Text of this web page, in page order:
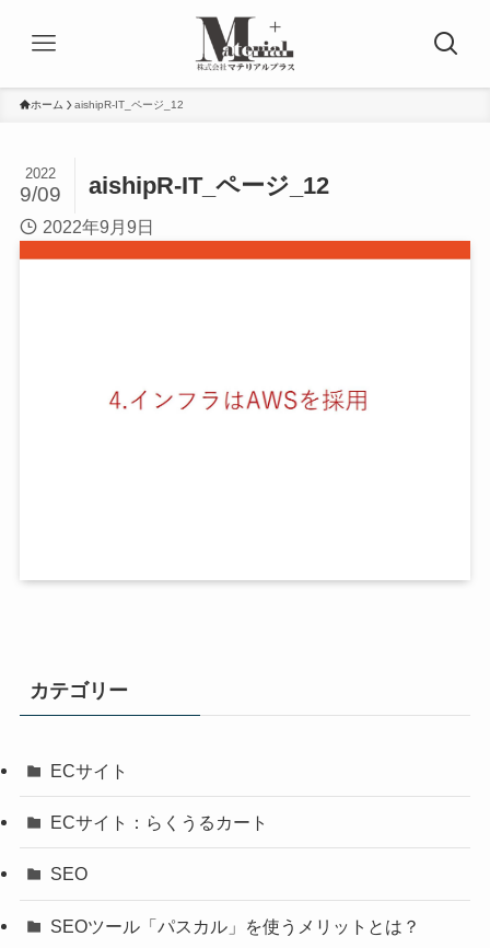
ホーム aishipR-IT_ページ_12
aishipR-IT_ページ_12
2022
9/09
2022年9月9日
カテゴリー
ECサイト
ECサイト：らくうるカート
SEO
SEOツール「パスカル」を使うメリットとは？